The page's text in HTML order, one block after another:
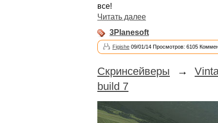
все!
Читать далее
3Planesoft
Figishe 09/01/14 Просмотров: 6105
Скринсейверы →
build 7